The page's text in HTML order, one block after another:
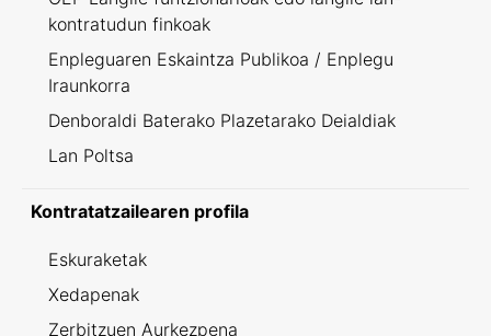
kontratudun finkoak
Enpleguaren Eskaintza Publikoa / Enplegu
Iraunkorra
Denboraldi Baterako Plazetarako Deialdiak
Lan Poltsa
Kontratatzailearen profila
Eskuraketak
Xedapenak
Zerbitzuen Aurkezpena